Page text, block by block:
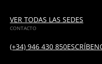
VER TODAS LAS SEDES
CONTACTO
(+34) 946 430 850